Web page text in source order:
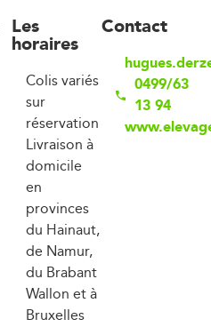
Les
horaires
Colis variés
sur
réservation
Livraison à
domicile
en
provinces
du Hainaut,
de Namur,
du Brabant
Wallon et à
Bruxelles
Contact
0499/63
13 94